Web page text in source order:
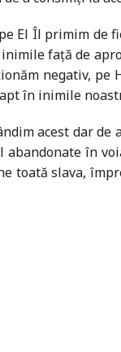
El Îl primim de
față de
negativ, pe
în inimile
acest dar
în
slava,